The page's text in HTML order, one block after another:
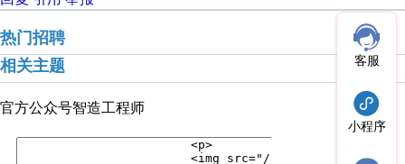
热门招聘
相关主题
官方公众号智造工程师
客服
小程序